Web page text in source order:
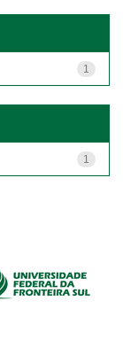
1
1